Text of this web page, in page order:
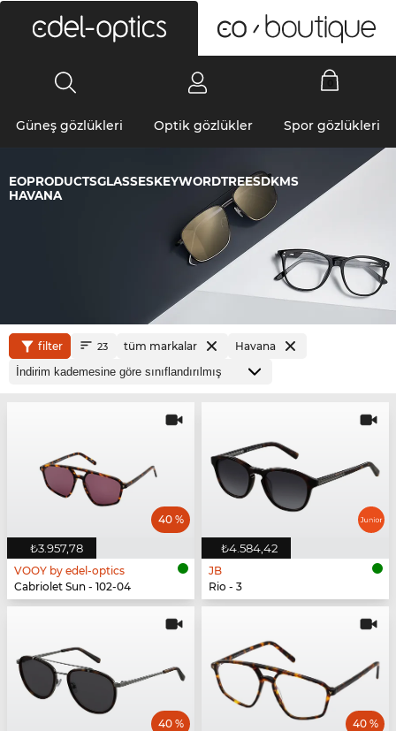
Güneş gözlükleri Optik gözlükler Spor gözlükleri
EOPRODUCTSGLASSESKEYWORDTREESDKMS
HAVANA
filter 23 tüm markalar Havana
₺3.957,78
40 %
VOOY by edel-optics
Cabriolet Sun - 102-04
₺4.584,42
JB
Rio - 3
40 % 40 %